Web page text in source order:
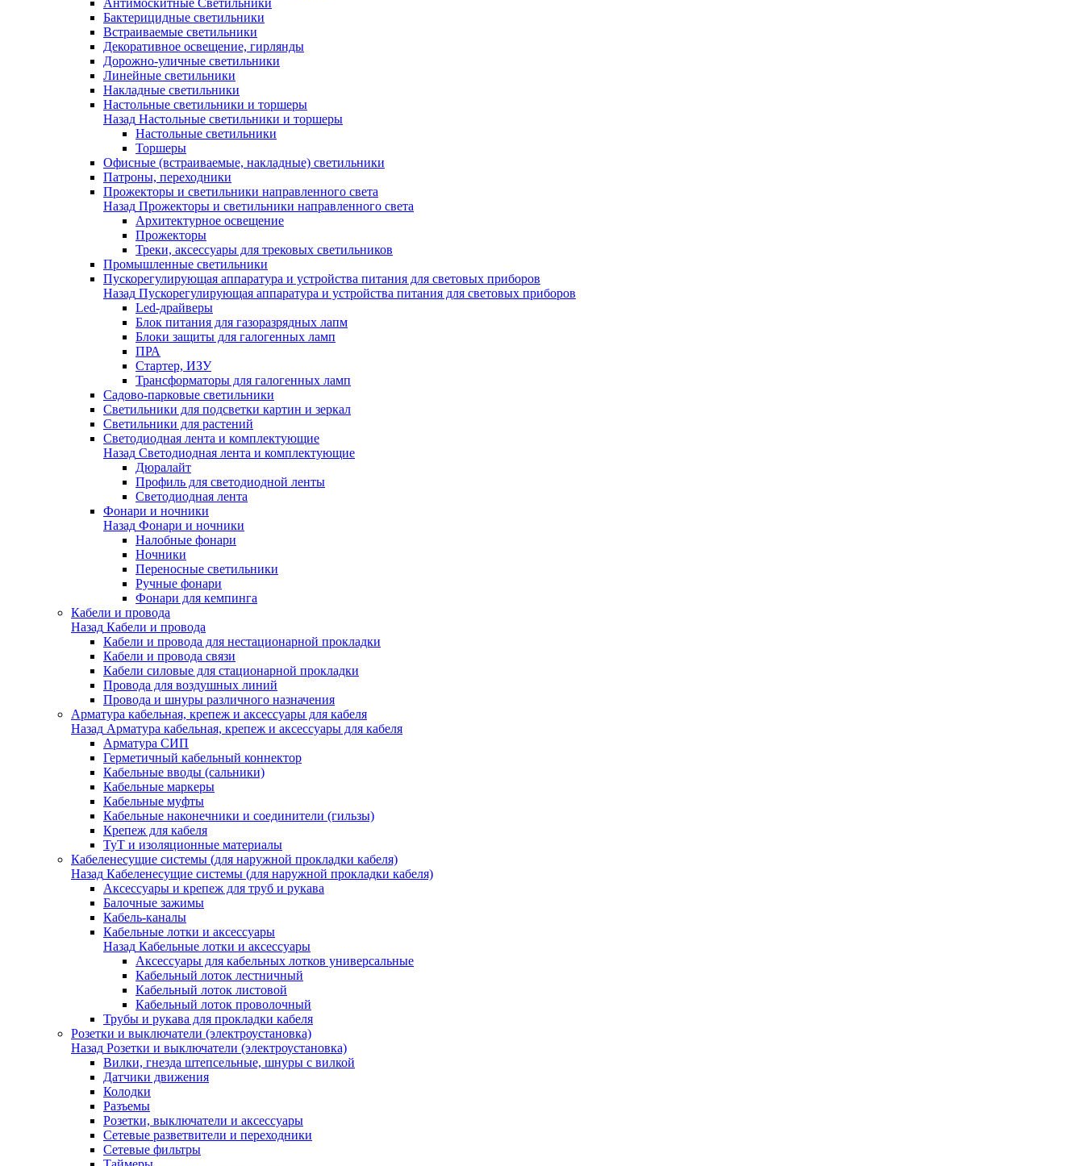
Антимоскитные Светильники
Бактерицидные светильники
Встраиваемые светильники
Декоративное освещение, гирлянды
Дорожно-уличные светильники
Линейные светильники
Накладные светильники
Настольные светильники и торшеры
Назад Настольные светильники и торшеры
Настольные светильники
Торшеры
Офисные (встраиваемые, накладные) светильники
Патроны, переходники
Прожекторы и светильники направленного света
Назад Прожекторы и светильники направленного света
Архитектурное освещение
Прожекторы
Треки, аксессуары для трековых светильников
Промышленные светильники
Пускорегулирующая аппаратура и устройства питания для световых приборов
Назад Пускорегулирующая аппаратура и устройства питания для световых приборов
Led-драйверы
Блок питания для газоразрядных лапм
Блоки защиты для галогенных ламп
ПРА
Стартер, ИЗУ
Трансформаторы для галогенных ламп
Садово-парковые светильники
Светильники для подсветки картин и зеркал
Светильники для растений
Светодиодная лента и комплектующие
Назад Светодиодная лента и комплектующие
Дюралайт
Профиль для светодиодной ленты
Светодиодная лента
Фонари и ночники
Назад Фонари и ночники
Налобные фонари
Ночники
Переносные светильники
Ручные фонари
Фонари для кемпинга
Кабели и провода
Назад Кабели и провода
Кабели и провода для нестационарной прокладки
Кабели и провода связи
Кабели силовые для стационарной прокладки
Провода для воздушных линий
Провода и шнуры различного назначения
Арматура кабельная, крепеж и аксессуары для кабеля
Назад Арматура кабельная, крепеж и аксессуары для кабеля
Арматура СИП
Герметичный кабельный коннектор
Кабельные вводы (сальники)
Кабельные маркеры
Кабельные муфты
Кабельные наконечники и соединители (гильзы)
Крепеж для кабеля
ТуТ и изоляционные материалы
Кабеленесущие системы (для наружной прокладки кабеля)
Назад Кабеленесущие системы (для наружной прокладки кабеля)
Аксессуары и крепеж для труб и рукава
Балочные зажимы
Кабель-каналы
Кабельные лотки и аксессуары
Назад Кабельные лотки и аксессуары
Аксессуары для кабельных лотков универсальные
Кабельный лоток лестничный
Кабельный лоток листовой
Кабельный лоток проволочный
Трубы и рукава для прокладки кабеля
Розетки и выключатели (электроустановка)
Назад Розетки и выключатели (электроустановка)
Вилки, гнезда штепсельные, шнуры с вилкой
Датчики движения
Колодки
Разъемы
Розетки, выключатели и аксессуары
Сетевые разветвители и переходники
Сетевые фильтры